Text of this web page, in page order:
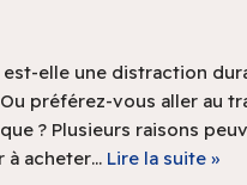
est-elle une distraction
préférez-vous aller au
? Plusieurs raisons
à acheter… Lire la suite »